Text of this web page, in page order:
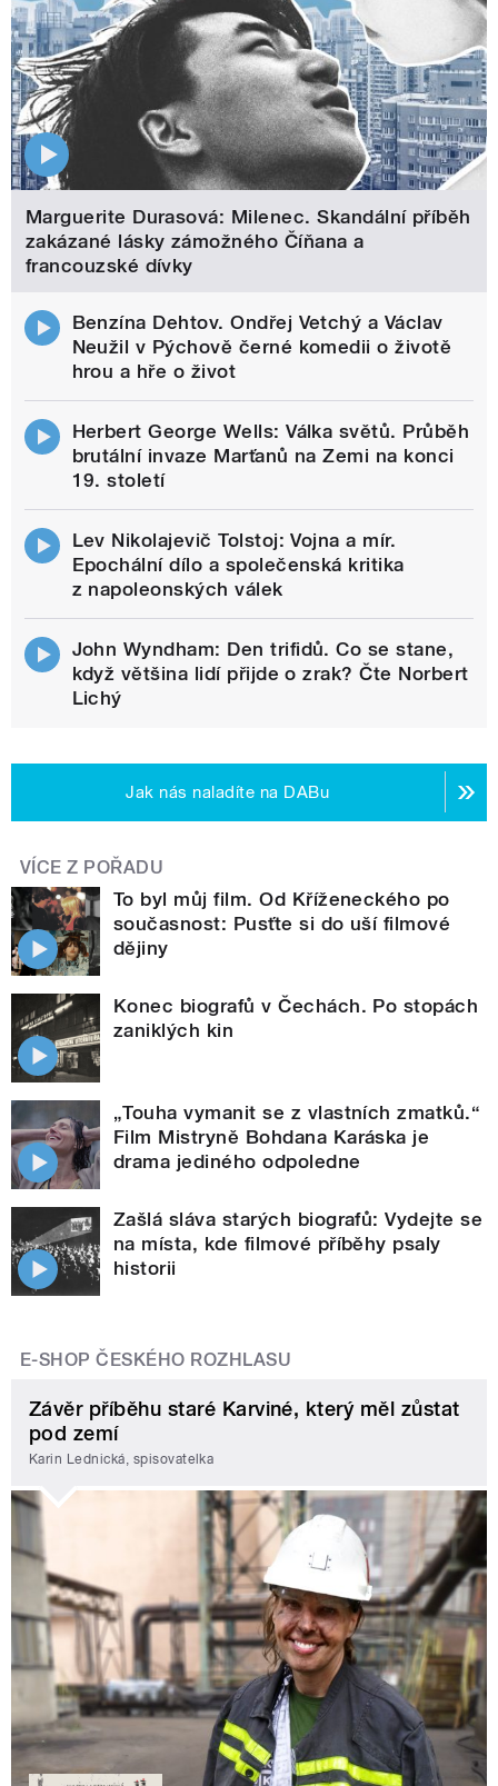
Marguerite Durasová: Milenec. Skandální příběh
zakázané lásky zámožného Číňana a
francouzské dívky
Benzína Dehtov. Ondřej Vetchý a Václav
Neužil v Pýchově černé komedii o životě
hrou a hře o život
Herbert George Wells: Válka světů. Průběh
brutální invaze Marťanů na Zemi na konci
19. století
Lev Nikolajevič Tolstoj: Vojna a mír.
Epochální dílo a společenská kritika
z napoleonských válek
John Wyndham: Den trifidů. Co se stane,
když většina lidí přijde o zrak? Čte Norbert
Lichý
Jak nás naladíte na DABu
VÍCE Z POŘADU
To byl můj film. Od Kříženeckého po
současnost: Pusťte si do uší filmové
dějiny
Konec biografů v Čechách. Po stopách
zaniklých kin
„Touha vymanit se z vlastních zmatků.“
Film Mistryně Bohdana Karáska je
drama jediného odpoledne
Zašlá sláva starých biografů: Vydejte se
na místa, kde filmové příběhy psaly
historii
E-SHOP ČESKÉHO ROZHLASU
Závěr příběhu staré Karviné, který měl zůstat
pod zemí
Karin Lednická, spisovatelka